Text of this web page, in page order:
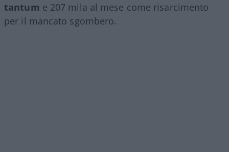
tantum e 207 mila al mese come risarcimento
per il mancato sgombero.